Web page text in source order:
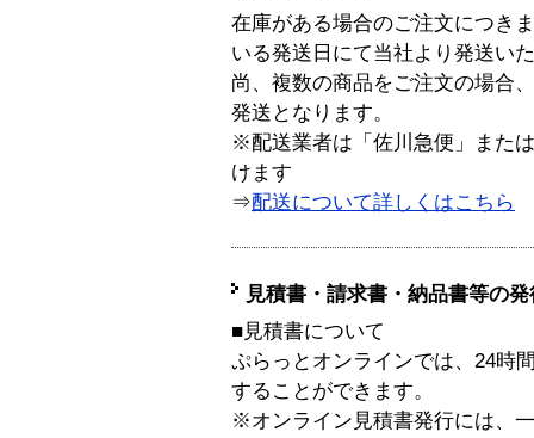
在庫がある場合のご注文につき
いる発送日にて当社より発送い
尚、複数の商品をご注文の場合
発送となります。
※配送業者は「佐川急便」また
けます
⇒配送について詳しくはこちら
見積書・請求書・納品書等の
■見積書について
ぷらっとオンラインでは、24時
することができます。
※オンライン見積書発行には、